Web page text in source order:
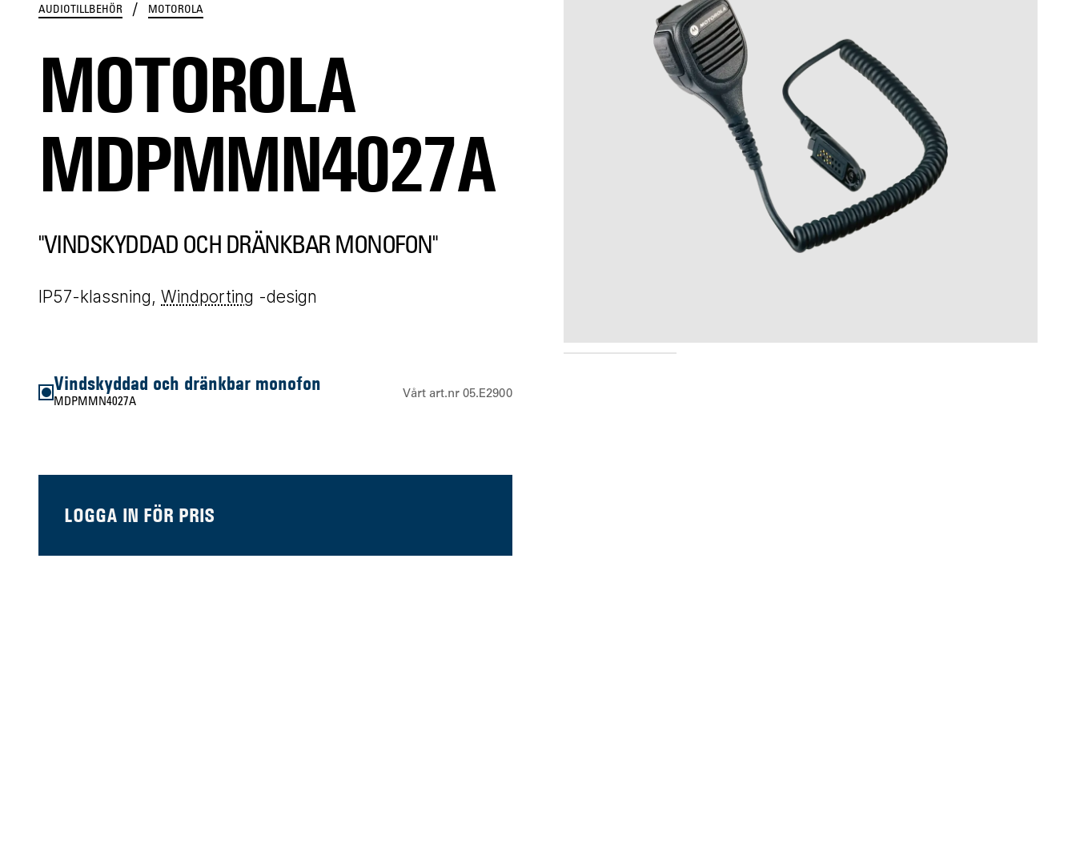
AUDIOTILLBEHÖR / MOTOROLA
MOTOROLA
MDPMMN4027A
"VINDSKYDDAD OCH DRÄNKBAR MONOFON"
IP57-klassning, Windporting -design
Vindskyddad och dränkbar monofon
MDPMMN4027A
Vårt art.nr 05.E2900
LOGGA IN FÖR PRIS